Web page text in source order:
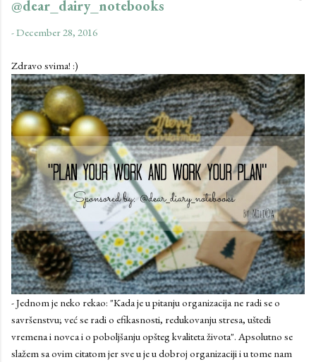
@dear_dairy_notebooks
-December 28, 2016
Zdravo svima! :)
- Jednom je neko rekao: "Kada je u pitanju organizacija ne radi se o
savršenstvu; već se radi o efikasnosti, redukovanju stresa, uštedi
vremena i novca i o poboljšanju opšteg kvaliteta života". Apsolutno se
slažem sa ovim citatom jer sve u je u dobroj organizaciji i u tome nam